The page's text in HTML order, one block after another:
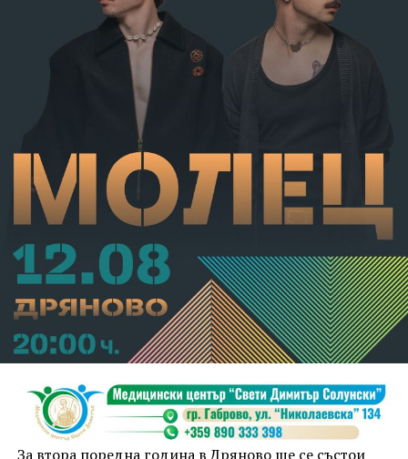
С постановление на Районна прокуратура-Габрово
В.А. е бил задържан за срок до 72 часа, а с
определение на Районен съд-Габрово спрямо него е
взета мярка за неотклонение „домашен арест“.
Съдебният акт е окончателен.
За втора поредна година в Дряново ще се състои